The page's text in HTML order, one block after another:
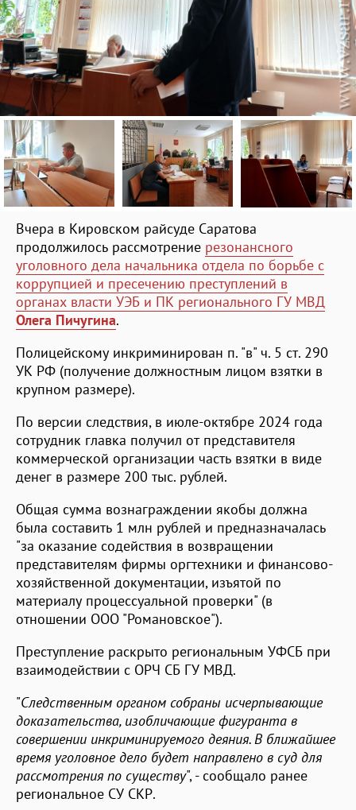
Вчера в Кировском райсуде Саратова
продолжилось рассмотрение резонансного
уголовного дела начальника отдела по борьбе с
коррупцией и пресечению преступлений в
органах власти УЭБ и ПК регионального ГУ МВД
Олега Пичугина.
Полицейскому инкриминирован п. "в" ч. 5 ст. 290
УК РФ (получение должностным лицом взятки в
крупном размере).
По версии следствия, в июле-октябре 2024 года
сотрудник главка получил от представителя
коммерческой организации часть взятки в виде
денег в размере 200 тыс. рублей.
Общая сумма вознаграждении якобы должна
была составить 1 млн рублей и предназначалась
"за оказание содействия в возвращении
представителям фирмы оргтехники и финансово-
хозяйственной документации, изъятой по
материалу процессуальной проверки" (в
отношении ООО "Романовское").
Преступление раскрыто региональным УФСБ при
взаимодействии с ОРЧ СБ ГУ МВД.
"Следственным органом собраны исчерпывающие
доказательства, изобличающие фигуранта в
совершении инкриминируемого деяния. В ближайшее
время уголовное дело будет направлено в суд для
рассмотрения по существу", - сообщало ранее
региональное СУ СКР.